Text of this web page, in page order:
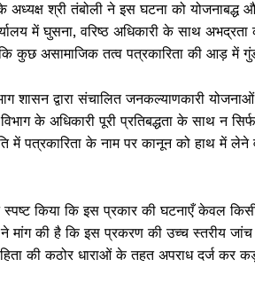
सिर्फ सच !!!
श्री तंबोली ने इस घटना को योजनाबद्ध
में घुसना, वरिष्ठ अधिकारी के साथ
कुछ असामाजिक तत्व पत्रकारिता की आड़ में
शासन द्वारा संचालित जनकल्याणकारी
के अधिकारी पूरी प्रतिबद्धता के साथ न
में पत्रकारिता के नाम पर कानून को हाथ में लेने
किया कि इस प्रकार की घटनाएँ केवल किसी
की है कि इस प्रकरण की उच्च स्तरीय जांच
की कठोर धाराओं के तहत अपराध दर्ज कर